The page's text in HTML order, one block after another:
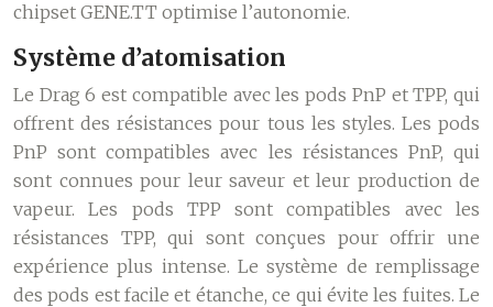
chipset GENE.TT optimise l’autonomie.
Système d’atomisation
Le Drag 6 est compatible avec les pods PnP et TPP, qui
offrent des résistances pour tous les styles. Les pods
PnP sont compatibles avec les résistances PnP, qui
sont connues pour leur saveur et leur production de
vapeur. Les pods TPP sont compatibles avec les
résistances TPP, qui sont conçues pour offrir une
expérience plus intense. Le système de remplissage
des pods est facile et étanche, ce qui évite les fuites. Le